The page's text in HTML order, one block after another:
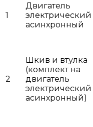
1
Двигатель
электрический
асинхронный
2
Шкив и втулка
(комплект на
двигатель
электрический
асинхронный)